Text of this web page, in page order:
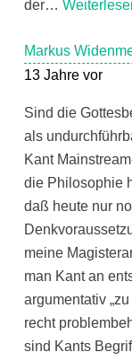
der…
Markus
13 Jahre vor
Sind die
als
Kant
die Philosophie
daß heute nur
meine
man Kant an
argumentativ
recht
sind Kants